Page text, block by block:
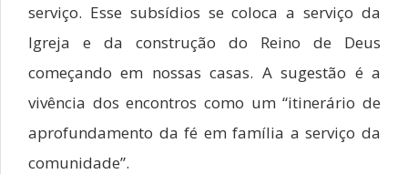
serviço. Esse subsídios se coloca a serviço da
Igreja e da construção do Reino de Deus
começando em nossas casas. A sugestão é a
vivência dos encontros como um “itinerário de
aprofundamento da fé em família a serviço da
comunidade”.